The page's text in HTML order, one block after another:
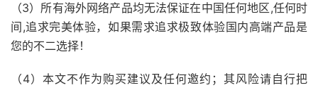
（3）所有海外网络产品均无法保证在中国任何地区,任何时
间,追求完美体验，如果需求追求极致体验国内高端产品是
您的不二选择！
（4）本文不作为购买建议及任何邀约；其风险请自行把